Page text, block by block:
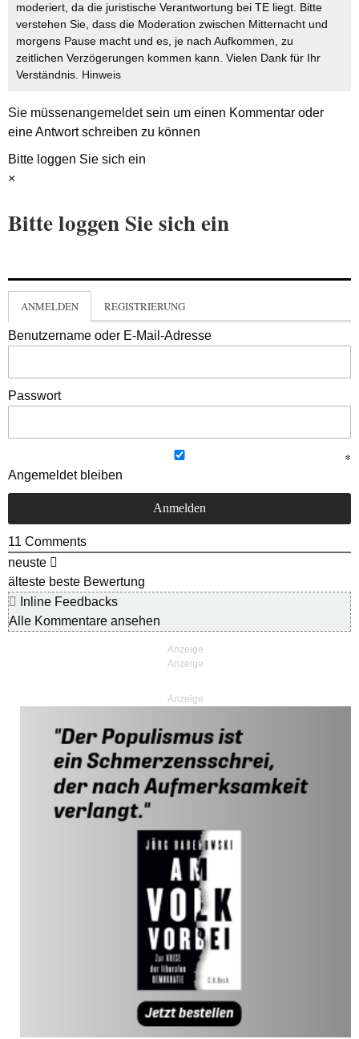
moderiert, da die juristische Verantwortung bei TE liegt. Bitte
verstehen Sie, dass die Moderation zwischen Mitternacht und
morgens Pause macht und es, je nach Aufkommen, zu
zeitlichen Verzögerungen kommen kann. Vielen Dank für Ihr
Verständnis. Hinweis
Sie müssenangemeldetsein um einen Kommentar oder
eine Antwort schreiben zu können
Bitte loggen Sie sich ein
×
Bitte loggen Sie sich ein
ANMELDEN REGISTRIERUNG
Benutzername oder E-Mail-Adresse
Passwort
Angemeldet bleiben
11 Comments
neuste
älteste beste Bewertung
Inline Feedbacks
Alle Kommentare ansehen
Anzeige